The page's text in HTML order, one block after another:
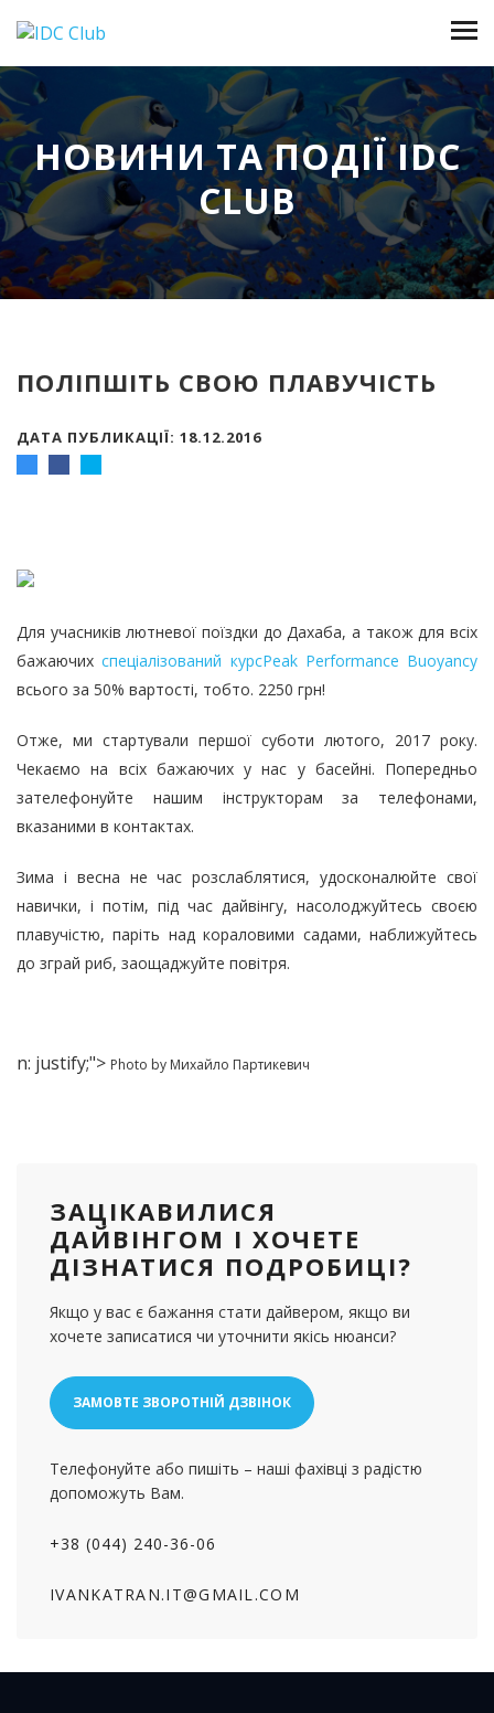
НОВИНИ ТА ПОДІЇ IDC
CLUB
ПОЛІПШІТЬ СВОЮ ПЛАВУЧІСТЬ
ДАТА ПУБЛИКАЦІЇ: 18.12.2016
Для учасників лютневої поїздки до Дахаба, а також для всіх
бажаючихспеціалізований курсPeak Performance Buoyancy
всього за 50% вартості, тобто. 2250 грн!
Отже, ми стартували першої суботи лютого, 2017 року.
Чекаємо на всіх бажаючих у нас у басейні. Попередньо
зателефонуйте нашим інструкторам за телефонами,
вказаними в контактах.
Зима і весна не час розслаблятися, удосконалюйте свої
навички, і потім, під час дайвінгу, насолоджуйтесь своєю
плавучістю, паріть над кораловими садами, наближуйтесь
до зграй риб, заощаджуйте повітря.
n: justify;"> Photo by Михайло Партикевич
ЗАЦІКАВИЛИСЯ
ДАЙВІНГОМ І ХОЧЕТЕ
ДІЗНАТИСЯ ПОДРОБИЦІ?
Якщо у вас є бажання стати дайвером, якщо ви
хочете записатися чи уточнити якісь нюанси?
ЗАМОВТЕ ЗВОРОТНІЙ ДЗВІНОК
Телефонуйте або пишіть – наші фахівці з радістю
допоможуть Вам.
+38 (044) 240-36-06
IVANKATRAN.IT@GMAIL.COM